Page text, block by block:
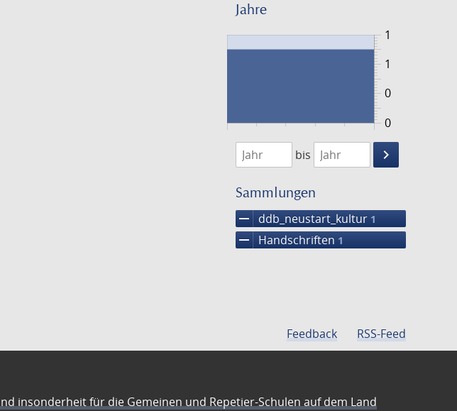
Jahre
0
1
0
1
1474
1475
bis
keyboard_arrow_right
Suche
Sammlungen
remove ddb_neustart_kultur 1
remove Handschriften 1
Feedback RSS-Feed
insonderheit für die Gemeinen und Repetier-Schulen auf dem Land